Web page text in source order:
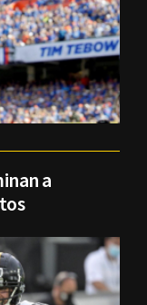
a